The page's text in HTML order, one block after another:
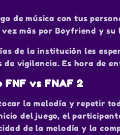
de música con tus
más por Boyfriend y
de la institución les
vigilancia. Es hora de
FNF vs FNAF 2
la melodía y repetir
del juego, el
de la melodía y la